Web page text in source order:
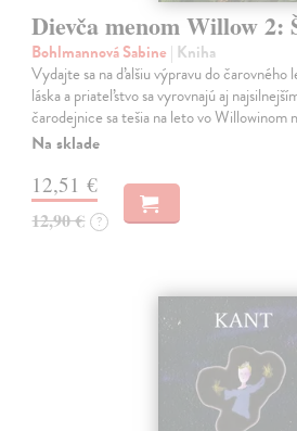
Dievča menom Willow 2:
Bohlmannová Sabine | Kniha
Vydajte sa na ďalšiu výpravu do čarovného
láska a priateľstvo sa vyrovnajú aj
čarodejnice sa tešia na leto vo Willowinom
Na sklade
12,51 €
12,90 € ?